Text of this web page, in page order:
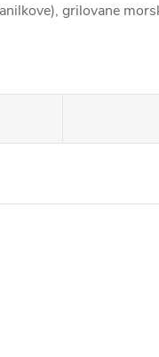
grilovane